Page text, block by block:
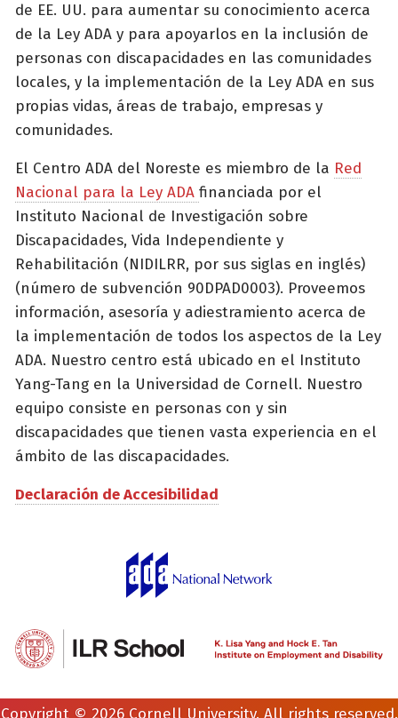
de EE. UU. para aumentar su conocimiento acerca
de la Ley ADA y para apoyarlos en la inclusión de
personas con discapacidades en las comunidades
locales, y la implementación de la Ley ADA en sus
propias vidas, áreas de trabajo, empresas y
comunidades.
El Centro ADA del Noreste es miembro de la Red
Nacional para la Ley ADA financiada por el
Instituto Nacional de Investigación sobre
Discapacidades, Vida Independiente y
Rehabilitación (NIDILRR, por sus siglas en inglés)
(número de subvención 90DPAD0003). Proveemos
información, asesoría y adiestramiento acerca de
la implementación de todos los aspectos de la Ley
ADA. Nuestro centro está ubicado en el Instituto
Yang-Tang en la Universidad de Cornell. Nuestro
equipo consiste en personas con y sin
discapacidades que tienen vasta experiencia en el
ámbito de las discapacidades.
Declaración de Accesibilidad
Copyright © 2026 Cornell University. All rights reserved.